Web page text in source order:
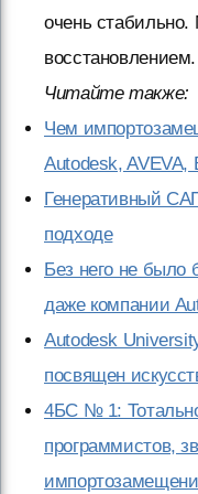
очень
восстановлением.
Читайте также:
Чем
Autodesk,
Генеративный
подходе
Без него не было
даже компании
Autodesk
посвящен
4БС № 1:
программистов,